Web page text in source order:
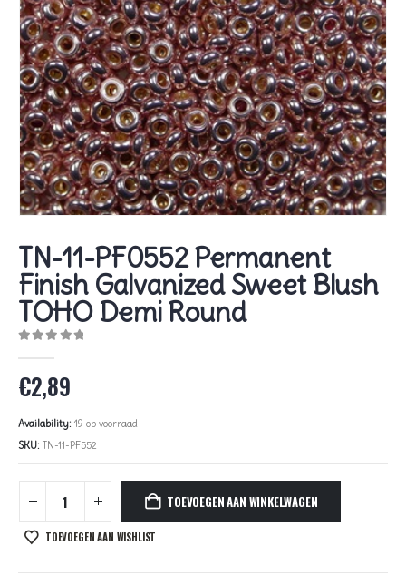
TN-11-PF0552 Permanent
Finish Galvanized Sweet Blush
TOHO Demi Round
€2,89
Availability: 19 op voorraad
SKU: TN-11-PF552
TOEVOEGEN AAN WINKELWAGEN
TOEVOEGEN AAN WISHLIST